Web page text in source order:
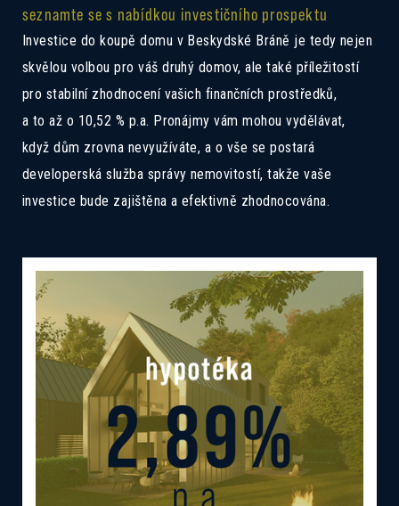
seznamte se s nabídkou investičního prospektu
Investice do koupě domu v Beskydské Bráně je tedy nejen
skvělou volbou pro váš druhý domov, ale také příležitostí
pro stabilní zhodnocení vašich finančních prostředků,
a to až o 10,52 % p.a. Pronájmy vám mohou vydělávat,
když dům zrovna nevyužíváte, a o vše se postará
developerská služba správy nemovitostí, takže vaše
investice bude zajištěna a efektivně zhodnocována.